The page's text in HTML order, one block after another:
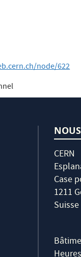
node/622
CERN
Case
1211
Suisse